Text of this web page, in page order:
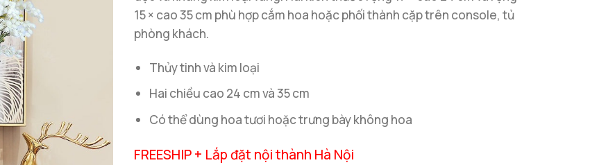
15 × cao 35 cm phù hợp cắm hoa hoặc phối thành cặp trên console, tủ
phòng khách.
Thủy tinh và kim loại
Hai chiều cao 24 cm và 35 cm
Có thể dùng hoa tươi hoặc trưng bày không hoa
FREESHIP + Lắp đặt nội thành Hà Nội